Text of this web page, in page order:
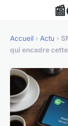
📰
Accueil › Actu ›
qui encadre